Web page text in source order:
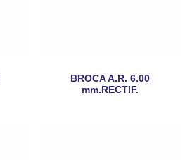
BROCA A.R. 6.00
mm.RECTIF.